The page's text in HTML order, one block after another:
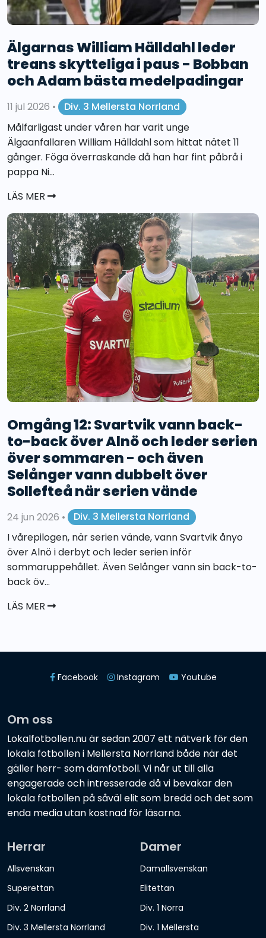
Älgarnas William Hälldahl leder
treans skytteliga i paus - Bobban
och Adam bästa medelpadingar
11 jul 2026 •
Div. 3 Mellersta Norrland
Målfarligast under våren har varit unge
Älgaanfallaren William Hälldahl som hittat nätet 11
gånger. Föga överraskande då han har fint påbrå i
pappa Ni...
LÄS MER
Omgång 12: Svartvik vann back-
to-back över Alnö och leder serien
över sommaren - och även
Selånger vann dubbelt över
Sollefteå när serien vände
24 jun 2026 •
Div. 3 Mellersta Norrland
I vårepilogen, när serien vände, vann Svartvik ånyo
över Alnö i derbyt och leder serien inför
sommaruppehållet. Även Selånger vann sin back-to-
back öv...
LÄS MER
Facebook Instagram Youtube
Om oss
Lokalfotbollen.nu är sedan 2007 ett nätverk för den
lokala fotbollen i Mellersta Norrland både när det
gäller herr- som damfotboll. Vi når ut till alla
engagerade och intresserade då vi bevakar den
lokala fotbollen på såväl elit som bredd och det som
enda media utan kostnad för läsarna.
Herrar
Allsvenskan
Superettan
Div. 2 Norrland
Div. 3 Mellersta Norrland
Damer
Damallsvenskan
Elitettan
Div. 1 Norra
Div. 1 Mellersta